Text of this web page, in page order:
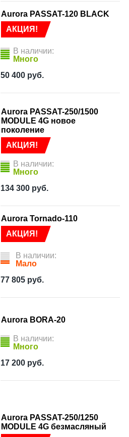
АКЦИЯ!
Aurora PASSAT-120 BLACK
В наличии:
Много
50 400 руб.
АКЦИЯ!
Aurora PASSAT-250/1500
MODULE 4G новое
поколение
В наличии:
Много
134 300 руб.
АКЦИЯ!
Aurora Tornado-110
В наличии:
Мало
77 805 руб.
Aurora BORA-20
В наличии:
Много
17 200 руб.
Aurora PASSAT-250/1250
MODULE 4G безмасляный